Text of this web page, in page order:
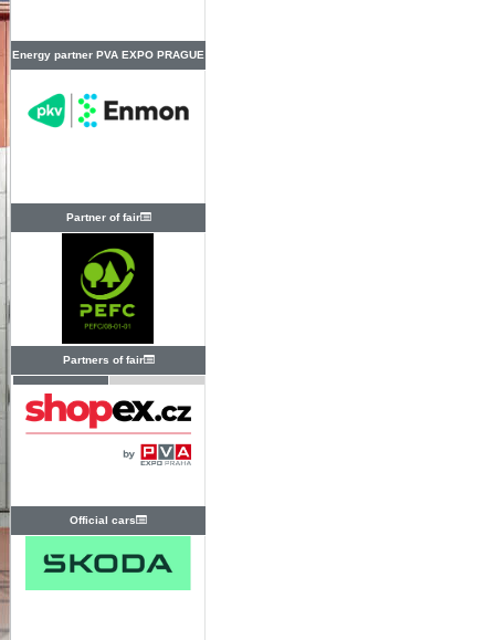
Energy partner PVA EXPO PRAGUE
Partner of fair
Partners of fair
Official cars